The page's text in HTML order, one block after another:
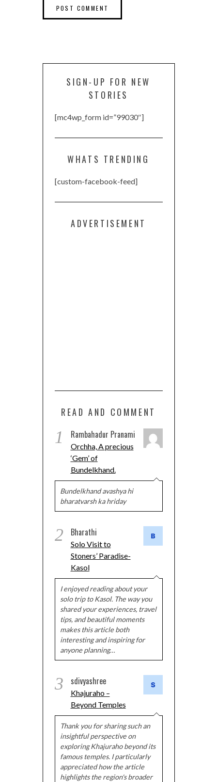
SIGN-UP FOR NEW
STORIES
[mc4wp_form id=”99030″]
WHATS TRENDING
[custom-facebook-feed]
ADVERTISEMENT
READ AND COMMENT
1 Rambahadur Pranami
Orchha, A precious
‘Gem’ of
Bundelkhand.
Bundelkhand avashya hi
bharatvarsh ka hriday
2 Bharathi
Solo Visit to
Stoners’ Paradise-
Kasol
I enjoyed reading about your
solo trip to Kasol. The way you
shared your experiences, travel
tips, and beautiful moments
makes this article both
interesting and inspiring for
anyone planning…
3 sdivyashree
Khajuraho –
Beyond Temples
Thank you for sharing such an
insightful perspective on
exploring Khajuraho beyond its
famous temples. I particularly
appreciated how the article
highlights the region's broader